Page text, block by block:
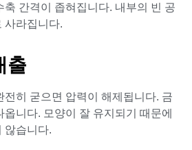
축 간격이 좁혀집니다. 내부의 빈 공
사라집니다.
출
전히 굳으면 압력이 해제됩니다. 금
니다. 모양이 잘 유지되기 때문에
않습니다.